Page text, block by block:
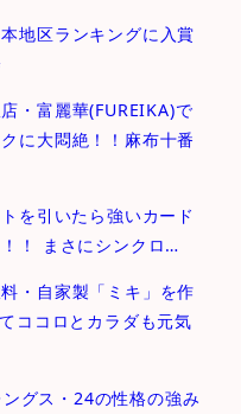
地区ランキングに入賞
・富麗華(FUREIKA)で
に大悶絶！！麻布十番
を引いたら強いカード
！ まさにシンクロ…
・自家製「ミキ」を作
ココロとカラダも元気
グス・24の性格の強み